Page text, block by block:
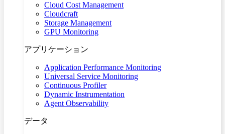
Cloud Cost Management
Cloudcraft
Storage Management
GPU Monitoring
アプリケーション
Application Performance Monitoring
Universal Service Monitoring
Continuous Profiler
Dynamic Instrumentation
Agent Observability
データ